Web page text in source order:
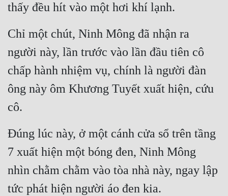
Tiểu Thuyết
Triều Đấu
Trùng Sinh
Trọng Sinh
Tu Chân
Tu Tiên
Tội Phạm
Vô Địch
Võ Hiệp
thấy đều hít vào một hơi khí lạnh.
Chỉ một chút, Ninh Mông đã nhận ra
người này, lần trước vào lần đầu tiên cô
chấp hành nhiệm vụ, chính là người đàn
ông này ôm Khương Tuyết xuất hiện, cứu
cô.
Đúng lúc này, ở một cánh cửa sổ trên tầng
7 xuất hiện một bóng đen, Ninh Mông
nhìn chằm chằm vào tòa nhà này, ngay lập
tức phát hiện người áo đen kia.